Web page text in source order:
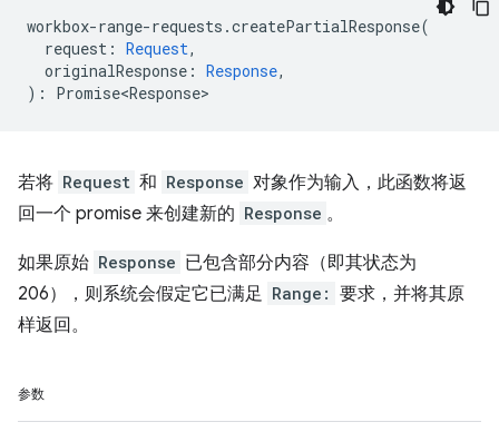
workbox-range-requests .createPartialResponse(
request : Request,
originalResponse : Response,
) : Promise<Response>
若将 Request 和 Response 对象作为输入，此函数将返
回一个 promise 来创建新的 Response 。
如果原始 Response 已包含部分内容（即其状态为
206），则系统会假定它已满足 Range: 要求，并将其原
样返回。
参数